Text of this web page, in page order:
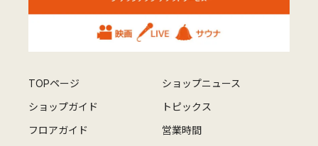
TOPページ
ショップニュース
ショップガイド
トピックス
フロアガイド
営業時間